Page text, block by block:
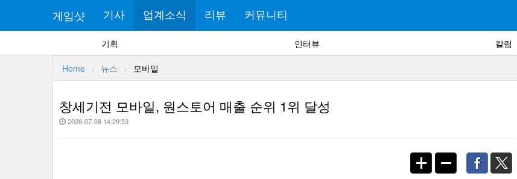
게임샷 기사 업계소식 리뷰 커뮤니티
기획 인터뷰 칼럼
Home 뉴스 모바일
창세기전 모바일, 원스토어 매출 순위 1위 달성
2026-07-08 14:29:53